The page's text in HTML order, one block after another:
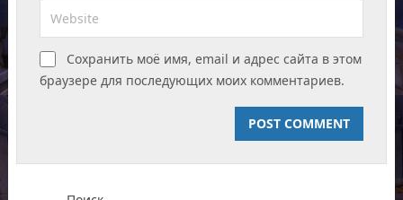
Сохранить моё имя, email и адрес сайта в этом
браузере для последующих моих комментариев.